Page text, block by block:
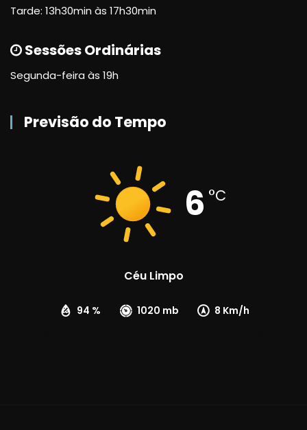
Tarde: 13h30min às 17h30min
Sessões Ordinárias
Segunda-feira às 19h
Previsão do Tempo
6 °C
Céu Limpo
94 % 1020 mb 8 Km/h